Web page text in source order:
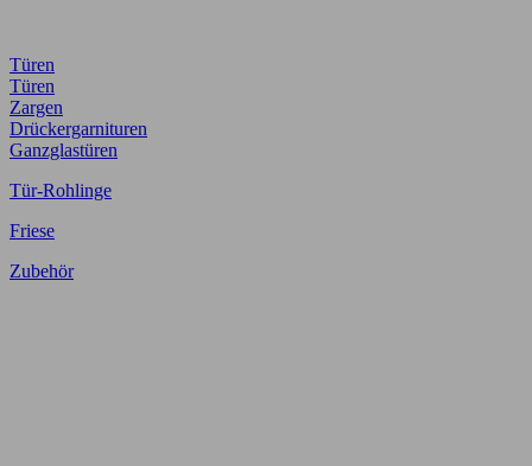
Türen
Türen
Zargen
Drückergarnituren
Ganzglastüren
Tür-Rohlinge
Friese
Zubehör